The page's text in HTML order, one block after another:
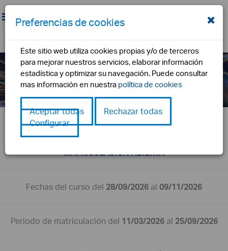
autocad 3d
inicio formación autocad 3d
PREINSCRIPCIÓN ABIERTA
MATRICULACIÓN ABIERTA
Fechas del curso del 28/09/2026 al 09/11/2026
Periodo de matriculación del 11/03/2026al 25/09/2026
Preferencias de cookies
Este sitio web utiliza cookies propias y/o de terceros
para mejorar nuestros servicios, elaborar información
estadística y optimizar su navegación. Puede consultar
mas información en nuestra política de cookies
Aceptar todas
Rechazar todas
Configurar